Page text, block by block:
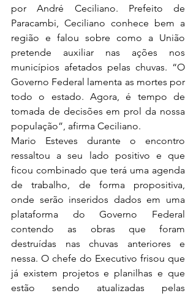
por André Ceciliano. Prefeito de
Paracambi, Ceciliano conhece bem a
região e falou sobre como a União
pretende auxiliar nas ações nos
municípios afetados pelas chuvas. “O
Governo Federal lamenta as mortes por
todo o estado. Agora, é tempo de
tomada de decisões em prol da nossa
população”, afirma Ceciliano.
Mario Esteves durante o encontro
ressaltou a seu lado positivo e que
ficou combinado que terá uma agenda
de trabalho, de forma propositiva,
onde serão inseridos dados em uma
plataforma do Governo Federal
contendo as obras que foram
destruídas nas chuvas anteriores e
nessa. O chefe do Executivo frisou que
já existem projetos e planilhas e que
estão sendo atualizadas pelas